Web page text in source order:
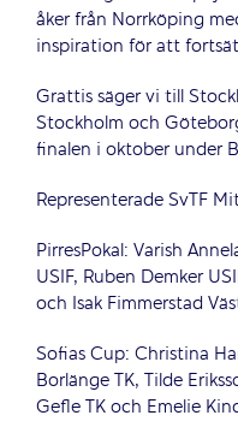
åker från Norrköping
inspiration för att
Grattis säger vi till
Stockholm och
finalen i oktober under
Representerade SvTF
PirresPokal: Varish
USIF, Ruben Demker
och Isak Fimmerstad
Sofias Cup: Christina
Borlänge TK, Tilde
Gefle TK och Emelie